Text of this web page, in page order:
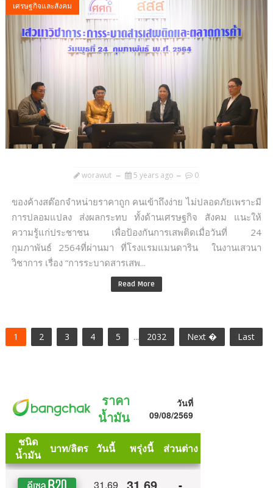
เศรษฐกิจและสังคม
worawut 5 years ago 0
ของค้างสต๊อกจำหน่ายราคาถูก คนเข้าถึงง่าย ไม่ปลอดภัยเพราะมี
การปลอมแปลง ส่งผลกระทบ ทั้งด้านเศรษฐกิจ สังคม แนะให้
ความรู้แก่ประชาชน เพื่อป้องกันการเสพติดเมื่อวันที่ 24
กุมภาพันธ์ 2564ที่ผ่านมา ที่โรงแรมแมนดาริน ในงานเสวนา
วิชาการ เรื่อง “การระบาดสารเสพ...
Read More
1 2 3 4 5 ... 2032 Next � Last